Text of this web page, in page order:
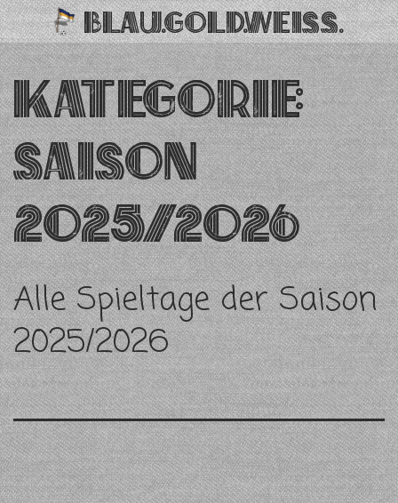
Zum
Inhalt
springen
BLAU.GOLD.WEISS.
Kategorie:
Saison
2025/2026
Alle Spieltage der Saison
2025/2026